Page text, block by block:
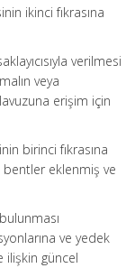
ikinci fıkrasına
verilmesi
veya
erişim için
birinci fıkrasına
eklenmiş ve
ve yedek
ilişkin güncel